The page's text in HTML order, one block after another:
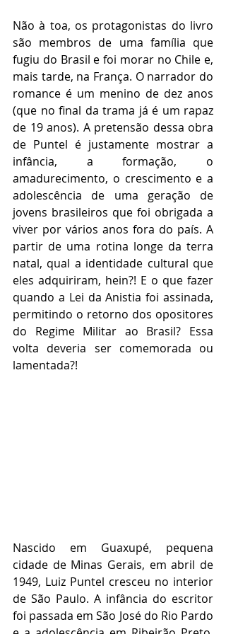
Não à toa, os protagonistas do livro
são membros de uma família que
fugiu do Brasil e foi morar no Chile e,
mais tarde, na França. O narrador do
romance é um menino de dez anos
(que no final da trama já é um rapaz
de 19 anos). A pretensão dessa obra
de Puntel é justamente mostrar a
infância, a formação, o
amadurecimento, o crescimento e a
adolescência de uma geração de
jovens brasileiros que foi obrigada a
viver por vários anos fora do país. A
partir de uma rotina longe da terra
natal, qual a identidade cultural que
eles adquiriram, hein?! E o que fazer
quando a Lei da Anistia foi assinada,
permitindo o retorno dos opositores
do Regime Militar ao Brasil? Essa
volta deveria ser comemorada ou
lamentada?!
Nascido em Guaxupé, pequena
cidade de Minas Gerais, em abril de
1949, Luiz Puntel cresceu no interior
de São Paulo. A infância do escritor
foi passada em São José do Rio Pardo